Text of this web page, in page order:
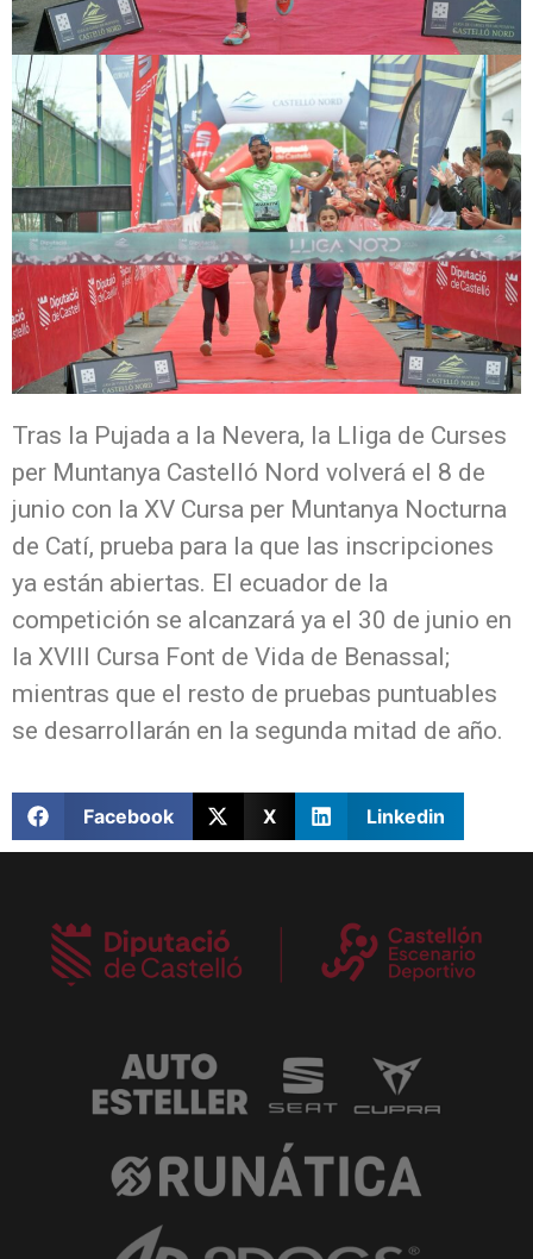
Tras la Pujada a la Nevera, la Lliga de Curses
per Muntanya Castelló Nord volverá el 8 de
junio con la XV Cursa per Muntanya Nocturna
de Catí, prueba para la que las inscripciones
ya están abiertas. El ecuador de la
competición se alcanzará ya el 30 de junio en
la XVIII Cursa Font de Vida de Benassal;
mientras que el resto de pruebas puntuables
se desarrollarán en la segunda mitad de año.
Facebook X Linkedin